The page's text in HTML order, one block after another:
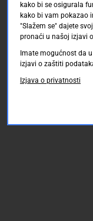
kako bi se osigurala
kako bi vam pokazao
"Slažem se" dajete
pronaći u našoj izjavi
Imate mogućnost da
izjavi o zaštiti
Izjava o privatnosti